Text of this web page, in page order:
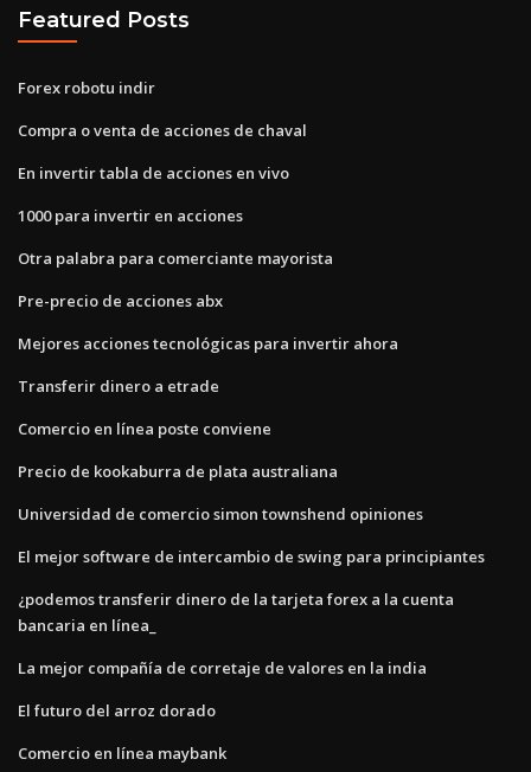
Featured Posts
Forex robotu indir
Compra o venta de acciones de chaval
En invertir tabla de acciones en vivo
1000 para invertir en acciones
Otra palabra para comerciante mayorista
Pre-precio de acciones abx
Mejores acciones tecnológicas para invertir ahora
Transferir dinero a etrade
Comercio en línea poste conviene
Precio de kookaburra de plata australiana
Universidad de comercio simon townshend opiniones
El mejor software de intercambio de swing para principiantes
¿podemos transferir dinero de la tarjeta forex a la cuenta
bancaria en línea_
La mejor compañía de corretaje de valores en la india
El futuro del arroz dorado
Comercio en línea maybank